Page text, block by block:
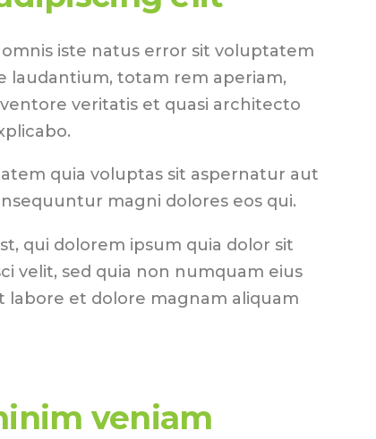
iste natus error sit voluptatem
laudantium, totam rem aperiam,
veritatis et quasi architecto
quia voluptas sit aspernatur aut
magni dolores eos qui.
qui dolorem ipsum quia dolor sit
velit, sed quia non numquam eius
et dolore magnam aliquam
veniam